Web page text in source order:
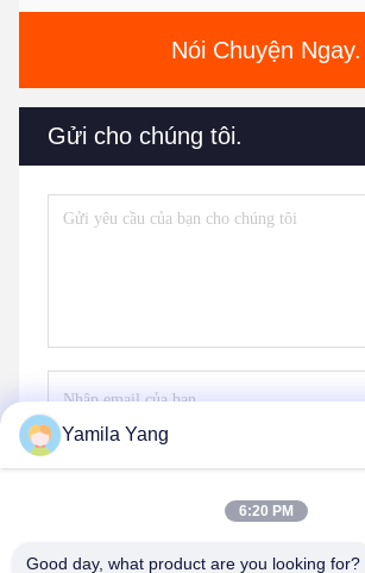
Nói Chuyện Ngay.
Gửi cho chúng tôi.
Gửi
Yamila Yang
6:20 PM
Good day, what product are you looking for?